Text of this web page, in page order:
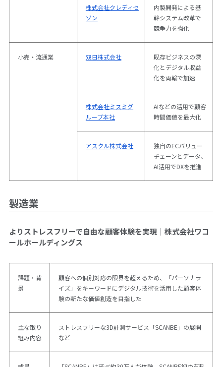
株式会社クレディセ
ゾン
内製開発による基
幹システム改革で
競争力を強化
小売・流通業 双日株式会社
既存ビジネスの深
化とデジタル収益
化を両輪で加速
株式会社ミスミグ
ループ本社
AIなどの活用で顧客
時間価値を最大化
アスクル株式会社
独自のECバリュー
チェーンとデータ、
AI活用でDXを推進
製造業
よりストレスフリーで自由な顧客体験を実現｜株式会社ワコ
ールホールディングス
課題・背
景
顧客への個別対応の限界を超えるため、「パーソナラ
イズ」をキーワードにデジタル技術を活用した顧客体
験の新たな価値創造を目指した
主な取り
組み内容
ストレスフリーな3D計測サービス「SCANBE」の展開
など